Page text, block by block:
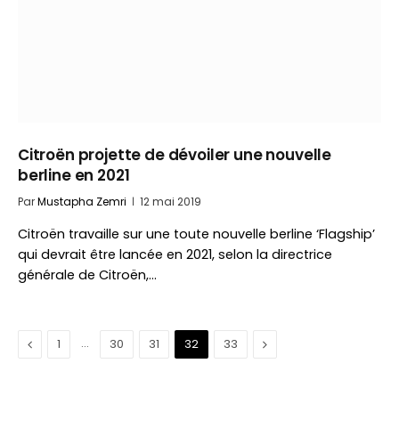
Citroën projette de dévoiler une nouvelle
berline en 2021
ParMustapha Zemri 12 mai 2019
Citroën travaille sur une toute nouvelle berline ‘Flagship’
qui devrait être lancée en 2021, selon la directrice
générale de Citroën,…
Précédent
1 … 30 31 32 33 Suivant